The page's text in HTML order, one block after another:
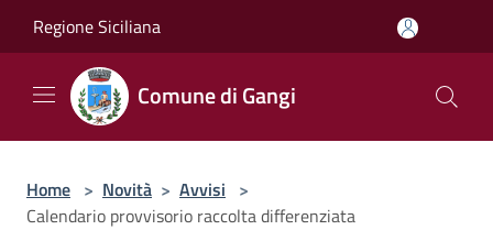
Regione Siciliana
Comune di Gangi
Home > Novità > Avvisi >
Calendario provvisorio raccolta differenziata